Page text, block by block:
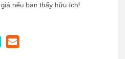
nếu bạn thấy hữu ích!